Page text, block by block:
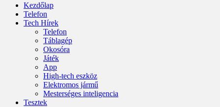
Kezdőlap
Telefon
Tech Hírek
Telefon
Táblagép
Okosóra
Játék
App
High-tech eszköz
Elektromos jármű
Mesterséges inteligencia
Tesztek